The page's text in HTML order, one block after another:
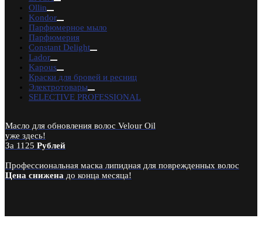
RuNail Professional
PROFCOSMO
Ekel
Lebelage
Constant Delight
Schwarzkopf Professional
Domix Green Professional
RefectoCil
Godefroy Eyebrow
Henna Expert
Lador
CHI
Tefia
Kebren
Karseell
Concept
Ollin
Kondor
Парфюмерное мыло
Парфюмерия
Constant Delight
Lador
Kapous
Краски для бровей и ресниц
Электротовары
SELECTIVE PROFESSIONAL
Масло для обновления волос Velour Oil
уже здесь!
За 1125 Рублей
Профессиональная маска липидная для поврежденных волос
Цена снижена до конца месяца!